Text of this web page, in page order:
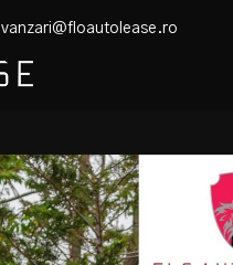
vanzari@floautolease.ro